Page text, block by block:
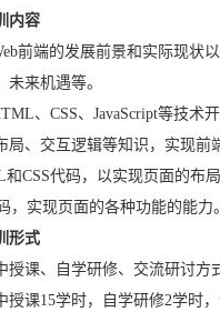
内容
前端的发展前景和实际现状
未来机遇等。
、CSS、JavaScript等技术
局、交互逻辑等知识，实现前
CSS代码，以实现页面的布
，实现页面的各种功能的能力。
形式
授课、自学研修、交流研讨方
授课15学时，自学研修2学时